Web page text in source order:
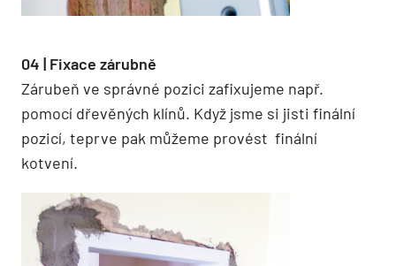
04 | Fixace zárubně
Zárubeň ve správné pozici zafixujeme např.
pomocí dřevěných klínů. Když jsme si jisti finální
pozicí, teprve pak můžeme provést finální
kotvení.